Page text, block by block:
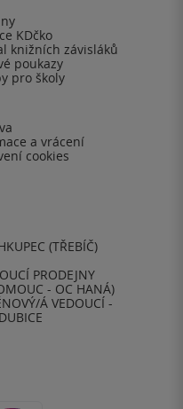
KDčko
knižních závisláků
poukazy
pro školy
a vrácení
cookies
(TŘEBÍČ)
PRODEJNY
- OC HANÁ)
Á VEDOUCÍ -